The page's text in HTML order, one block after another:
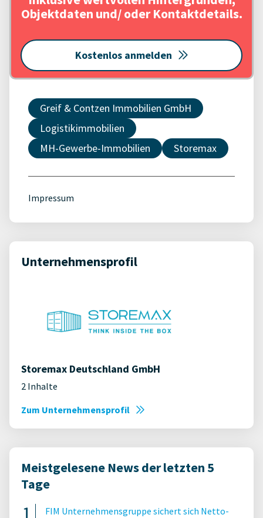
Objektdaten und/ oder Kontaktdetails.
Kostenlos anmelden
Greif & Contzen Immobilien GmbH
Logistikimmobilien
MH-Gewerbe-Immobilien
Storemax
Impressum
Unternehmensprofil
Storemax Deutschland GmbH
2 Inhalte
Zum Unternehmensprofil
Meistgelesene News der letzten 5
Tage
FIM Unternehmensgruppe sichert sich Netto-